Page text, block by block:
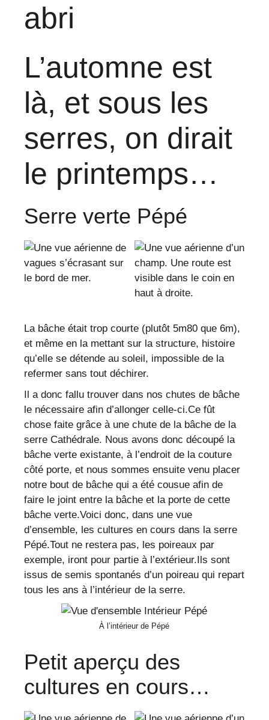
abri
L’automne est
là, et sous les
serres, on dirait
le printemps…
Serre verte Pépé
La bâche était trop courte (plutôt 5m80 que 6m),
et même en la mettant sur la structure, histoire
qu’elle se détende au soleil, impossible de la
refermer sans tout déchirer.
Il a donc fallu trouver dans nos chutes de bâche
le nécessaire afin d’allonger celle-ci.Ce fût
chose faite grâce à une chute de la bâche de la
serre Cathédrale. Nous avons donc découpé la
bâche verte existante, à l’endroit de la couture
côté porte, et nous sommes ensuite venu placer
notre bout de bâche qui a été cousue afin de
faire le joint entre la bâche et la porte de cette
bâche verte.Voici donc, dans une vue
d’ensemble, les cultures en cours dans la serre
Pépé.Tout ne restera pas, les poireaux par
exemple, iront pour partie à l’extérieur.Ils sont
issus de semis spontanés d’un poireau qui repart
tous les ans à l’intérieur de la serre.
À l’intérieur de Pépé
Petit aperçu des
cultures en cours…